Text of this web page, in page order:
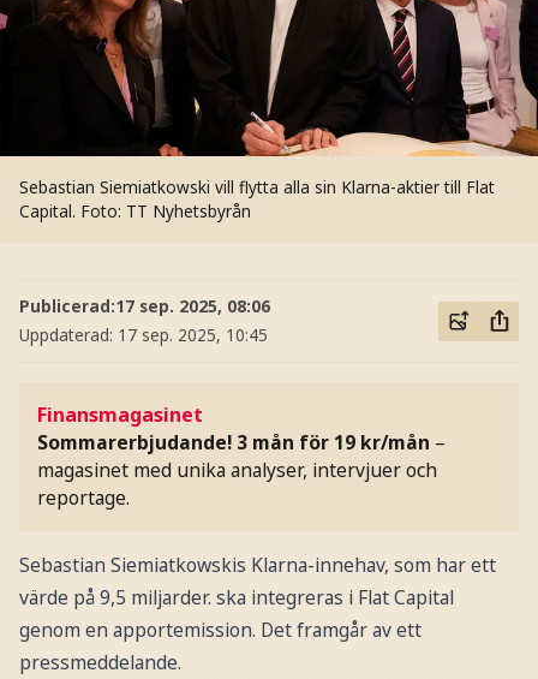
Sebastian Siemiatkowski vill flytta alla sin Klarna-aktier till Flat
Capital. Foto: TT Nyhetsbyrån
Publicerad:17 sep. 2025, 08:06
Uppdaterad: 17 sep. 2025, 10:45
Finansmagasinet
Sommarerbjudande! 3 mån för 19 kr/mån –
magasinet med unika analyser, intervjuer och
reportage.
Sebastian Siemiatkowskis Klarna-innehav, som har ett
värde på 9,5 miljarder. ska integreras i Flat Capital
genom en apportemission. Det framgår av ett
pressmeddelande.